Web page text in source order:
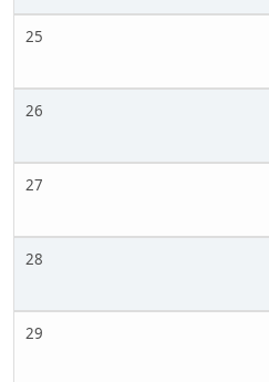
25
26
27
28
29